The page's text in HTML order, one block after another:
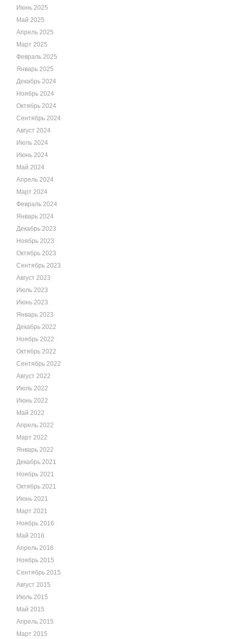
Июнь 2025
Май 2025
Апрель 2025
Март 2025
Февраль 2025
Январь 2025
Декабрь 2024
Ноябрь 2024
Октябрь 2024
Сентябрь 2024
Август 2024
Июль 2024
Июнь 2024
Май 2024
Апрель 2024
Март 2024
Февраль 2024
Январь 2024
Декабрь 2023
Ноябрь 2023
Октябрь 2023
Сентябрь 2023
Август 2023
Июль 2023
Июнь 2023
Январь 2023
Декабрь 2022
Ноябрь 2022
Октябрь 2022
Сентябрь 2022
Август 2022
Июль 2022
Июнь 2022
Май 2022
Апрель 2022
Март 2022
Январь 2022
Декабрь 2021
Ноябрь 2021
Октябрь 2021
Июнь 2021
Март 2021
Ноябрь 2016
Май 2016
Апрель 2016
Ноябрь 2015
Сентябрь 2015
Август 2015
Июль 2015
Май 2015
Апрель 2015
Март 2015